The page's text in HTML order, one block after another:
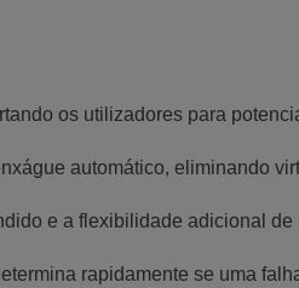
os utilizadores para
automático, eliminando
e a flexibilidade adicional de
rapidamente se uma